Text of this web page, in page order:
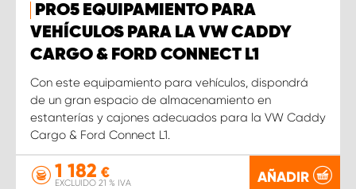
PRO5 EQUIPAMIENTO PARA
VEHÍCULOS PARA LA VW CADDY
CARGO & FORD CONNECT L1
Con este equipamiento para vehículos, dispondrá
de un gran espacio de almacenamiento en
estanterías y cajones adecuados para la VW Caddy
Cargo & Ford Connect L1.
1 182 €
EXCLUIDO 21 % IVA AÑADIR